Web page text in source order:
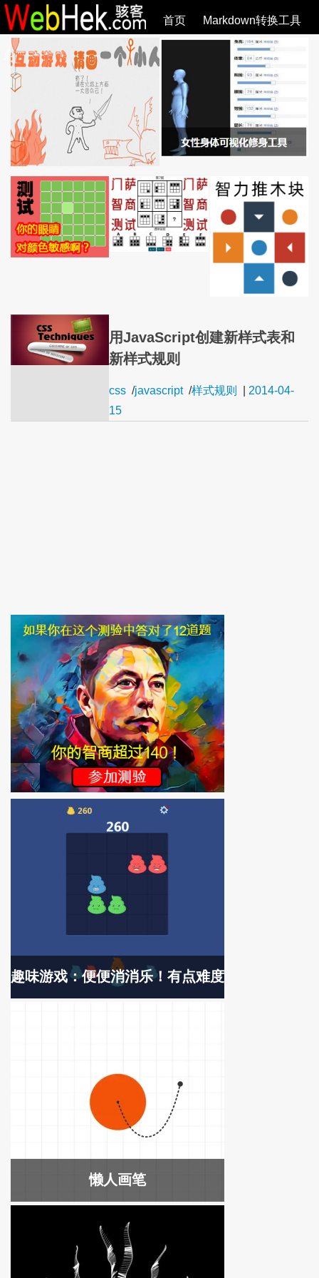
首页 Markdown转换工具
必观作品 SVG教程 SVG手册 全部文章
用JavaScript创建新样式表和
新样式规则
css /javascript /样式规则
2014-04-
15
趣味游戏：便便消消乐！有点难度
懒人画笔